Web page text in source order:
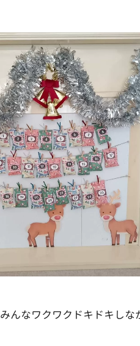
みんなワクワクドキドキしな